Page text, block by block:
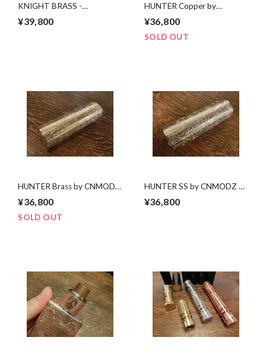
KNIGHT BRASS -
市の電子タバコ・VAPE専門
¥39,800
HUNTER Copper by
ベイプ専門店 爆煙堂
¥36,800
SOLD OUT
HUNTER Brass by CNMODZ
タバコ専門店 爆煙堂
¥36,800
SOLD OUT
HUNTER SS by CNMODZ 茨
爆煙堂
¥36,800